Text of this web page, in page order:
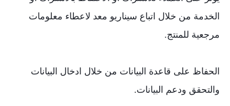
الخدمة من خلال اتباع سيناريو معد لاعطاء معلومات
مرجعية للمنتج.
الحفاظ على قاعدة البيانات من خلال ادخال البيانات
والتحقق ودعم البيانات.